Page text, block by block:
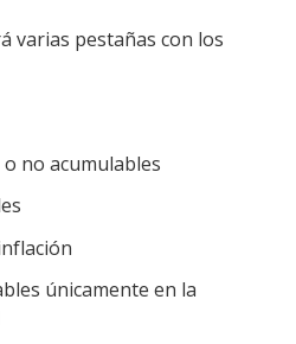
varias pestañas con los
no acumulables
únicamente en la